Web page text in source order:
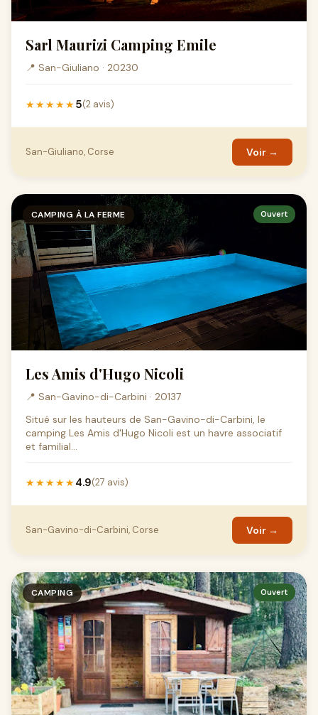
Sarl Maurizi Camping Emile
📍 San-Giuliano · 20230
★★★★★5(2 avis)
San-Giuliano, Corse Voir →
CAMPING À LA FERME Ouvert
Les Amis d'Hugo Nicoli
📍 San-Gavino-di-Carbini · 20137
Situé sur les hauteurs de San-Gavino-di-Carbini, le
camping Les Amis d'Hugo Nicoli est un havre associatif
et familial...
★★★★★4.9(27 avis)
San-Gavino-di-Carbini, Corse Voir →
CAMPING Ouvert